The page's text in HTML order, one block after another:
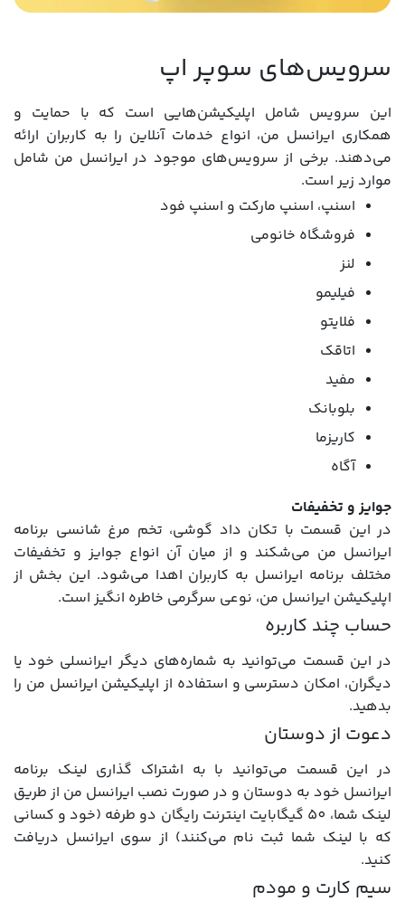
سرویس‌های سوپر اپ
این سرویس شامل اپلیکیشن‌هایی است که با حمایت و
همکاری ایرانسل من، انواع خدمات آنلاین را به کاربران ارائه
می‌دهند. برخی از سرویس‌های موجود در ایرانسل من شامل
موارد زیر است.
اسنپ، اسنپ مارکت و اسنپ فود
فروشگاه خانومی
لنز
فیلیمو
فلایتو
اتاقک
مفید
بلوبانک
کاریزما
آگاه
جوایز و تخفیفات
در این قسمت با تکان داد گوشی، تخم مرغ شانسی برنامه
ایرانسل من می‌شکند و از میان آن انواع جوایز و تخفیفات
مختلف برنامه ایرانسل به کاربران اهدا می‌شود. این بخش از
اپلیکیشن ایرانسل من، نوعی سرگرمی خاطره انگیز است.
حساب چند کاربره
در این قسمت‌ می‌توانید به شماره‌های دیگر ایرانسلی خود یا
دیگران، امکان دسترسی و استفاده از اپلیکیشن ایرانسل من را
بدهید.
دعوت از دوستان
در این قسمت می‌توانید با به اشتراک گذاری لینک برنامه
ایرانسل خود به دوستان و در صورت نصب ایرانسل من از طریق
لینک شما، 50 گیگابایت اینترنت رایگان دو طرفه (خود و کسانی
که با لینک شما ثبت نام می‌کنند) از سوی ایرانسل دریافت
کنید.
سیم کارت و مودم